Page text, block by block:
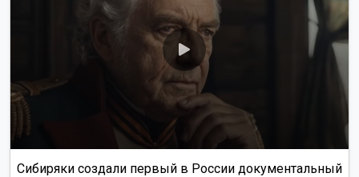
Сибиряки создали первый в России документальный